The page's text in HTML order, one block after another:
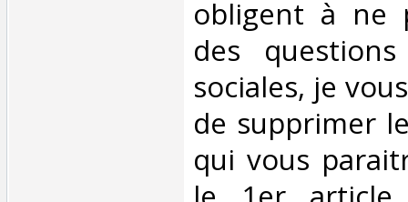
obligent à ne
des
sociales, je
de supprimer
qui vous